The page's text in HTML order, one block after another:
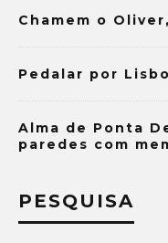
Chamem o
Pedalar por
Alma de Ponta
paredes com
PESQUISA